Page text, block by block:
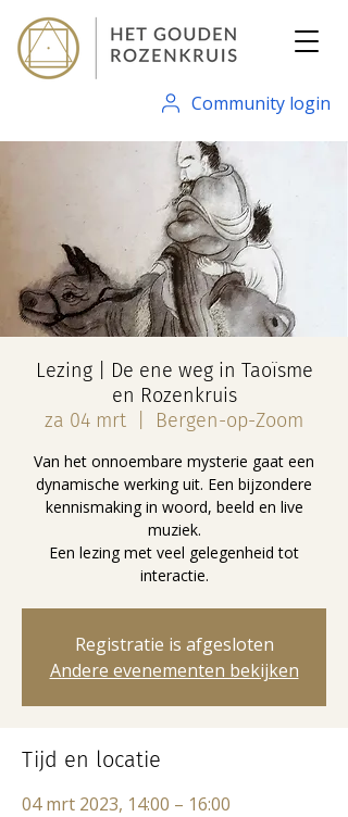
Community login
Lezing | De ene weg in Taoïsme
en Rozenkruis
za 04 mrt
Bergen-op-Zoom
Van het onnoembare mysterie gaat een
dynamische werking uit. Een bijzondere
kennismaking in woord, beeld en live
muziek.
Een lezing met veel gelegenheid tot
interactie.
Registratie is afgesloten
Andere evenementen bekijken
Tijd en locatie
04 mrt 2023, 14:00 – 16:00